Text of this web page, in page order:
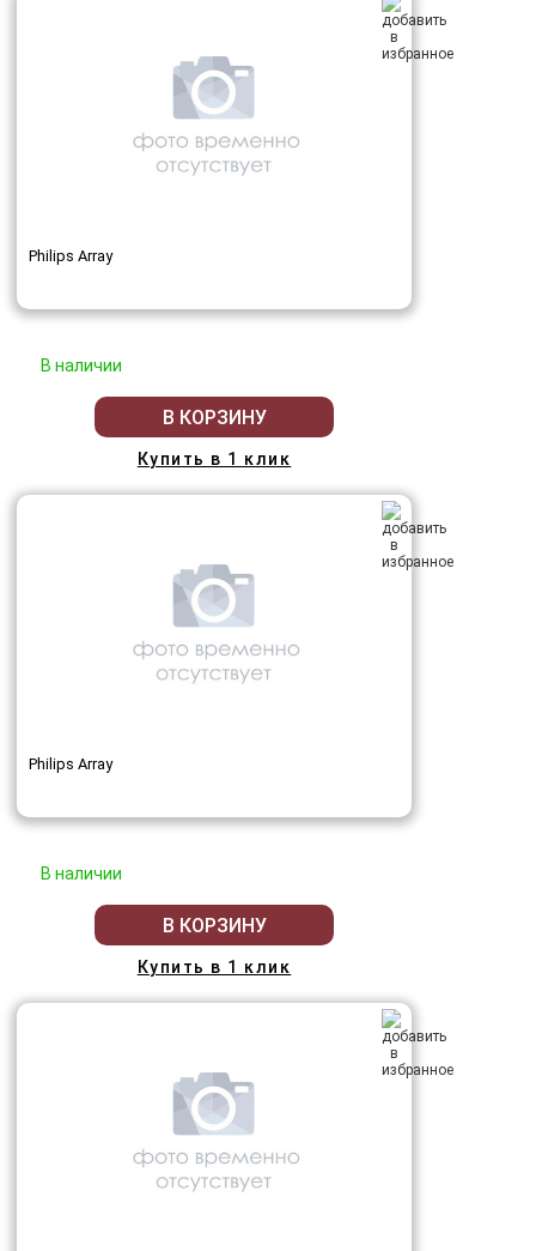
Philips Array
В наличии
В КОРЗИНУ
Купить в 1 клик
Philips Array
В наличии
В КОРЗИНУ
Купить в 1 клик